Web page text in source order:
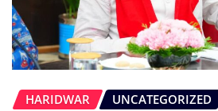
HARIDWAR UNCATEGORIZED